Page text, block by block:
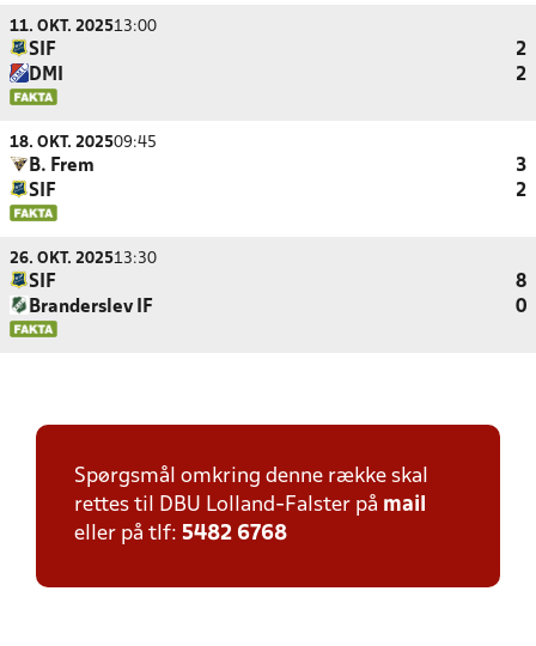
11. OKT. 202513:00
SIF
2
DMI
2
18. OKT. 202509:45
B. Frem
3
SIF
2
26. OKT. 202513:30
SIF
8
Branderslev IF
0
Spørgsmål omkring denne række skal
rettes til DBU Lolland-Falster på mail
eller på tlf: 5482 6768